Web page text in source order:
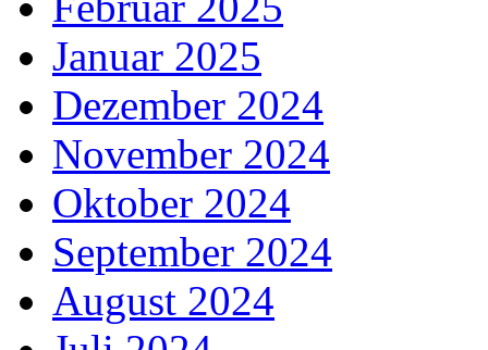
Januar 2025
Dezember 2024
November 2024
Oktober 2024
September 2024
August 2024